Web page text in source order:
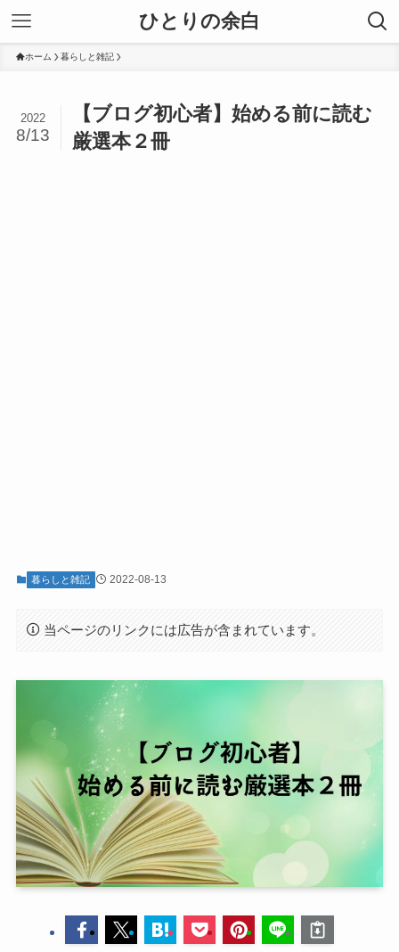
ひとりの余白
ホーム 暮らしと雑記
【ブログ初心者】始める前に読む
厳選本２冊
2022
8/13
暮らしと雑記 2022-08-13
当ページのリンクには広告が含まれています。